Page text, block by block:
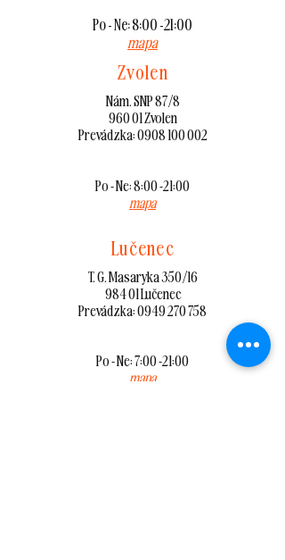
Po - Ne: 8:00 -21:00
mapa
Zvolen
Nám. SNP 87/8
960 01 Zvolen
Prevádzka:0908 100 002
Po - Ne: 8:00 -21:00
mapa
Lučenec
T. G. Masaryka 350/16
984 01 Lučenec
Prevádzka: 0949 270 758
Po - Ne: 7:00 -21:00
mapa